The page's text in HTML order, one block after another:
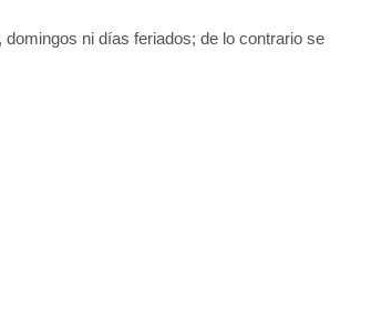
ni días feriados; de lo contrario se